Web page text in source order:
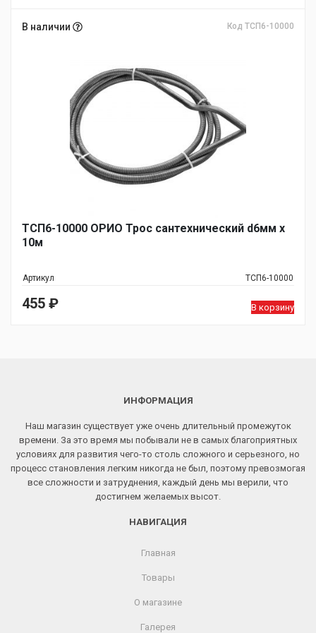
В наличии Код ТСП6-10000
ТСП6-10000 ОРИО Трос сантехнический d6мм х
10м
Артикул ТСП6-10000
455 ₽ В корзину
ИНФОРМАЦИЯ
Наш магазин существует уже очень длительный промежуток
времени. За это время мы побывали не в самых благоприятных
условиях для развития чего-то столь сложного и серьезного, но
процесс становления легким никогда не был, поэтому превозмогая
все сложности и затруднения, каждый день мы верили, что
достигнем желаемых высот.
НАВИГАЦИЯ
Главная
Товары
О магазине
Галерея